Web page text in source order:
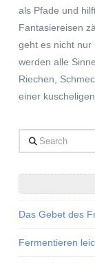
als Pfade und
Fantasiereisen
geht es nicht nur
werden alle
Riechen,
einer
Das Gebet des
Fermentieren